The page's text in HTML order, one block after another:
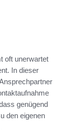
oft unerwartet
In dieser
genügend
den eigenen